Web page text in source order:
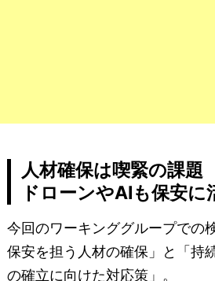
人材確保は喫緊の課題
ドローンやAIも保安に
今回のワーキンググループでの
保安を担う人材の確保」と「持
の確立に向けた対応策」。